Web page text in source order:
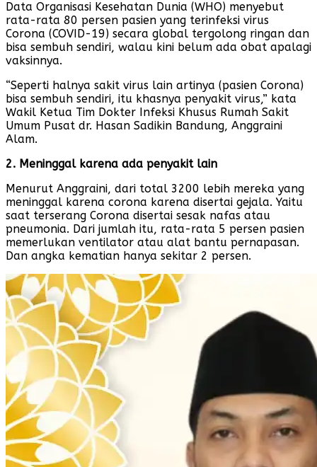
Data Organisasi Kesehatan Dunia (WHO) menyebut
rata-rata 80 persen pasien yang terinfeksi virus
Corona (COVID-19) secara global tergolong ringan dan
bisa sembuh sendiri, walau kini belum ada obat apalagi
vaksinnya.
“Seperti halnya sakit virus lain artinya (pasien Corona)
bisa sembuh sendiri, itu khasnya penyakit virus,” kata
Wakil Ketua Tim Dokter Infeksi Khusus Rumah Sakit
Umum Pusat dr. Hasan Sadikin Bandung, Anggraini
Alam.
2. Meninggal karena ada penyakit lain
Menurut Anggraini, dari total 3200 lebih mereka yang
meninggal karena corona karena disertai gejala. Yaitu
saat terserang Corona disertai sesak nafas atau
pneumonia. Dari jumlah itu, rata-rata 5 persen pasien
memerlukan ventilator atau alat bantu pernapasan.
Dan angka kematian hanya sekitar 2 persen.